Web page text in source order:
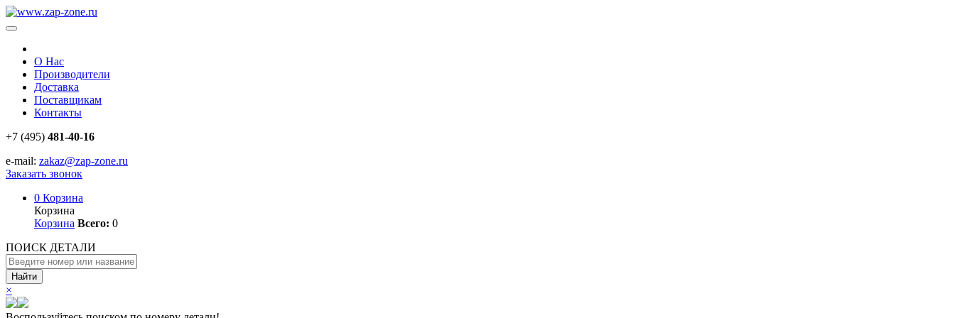
О Нас
Производители
Доставка
Поставщикам
Контакты
+7 (495) 481-40-16
e-mail: zakaz@zap-zone.ru
Заказать звонок
0 Корзина
Корзина
Корзина Всего: 0
ПОИСК ДЕТАЛИ
Найти
×